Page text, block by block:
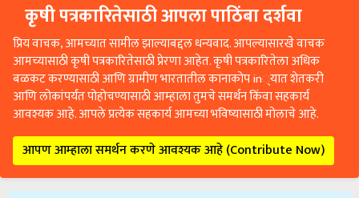
कृषी पत्रकारितेसाठी आपला पाठिंबा दर्शवा
प्रिय वाचक, आमच्यात सामील झाल्याबद्दल धन्यवाद. आपल्यासारखे वाचक
आमच्यासाठी कृषी पत्रकारितेसाठी प्रेरणा आहेत. कृषी पत्रकारितेला अधिक
बळकट करण्यासाठी आणि ग्रामीण भारतातील कानाकोप in्यात शेतकरी
आणि लोकांपर्यंत पोहोचण्यासाठी आम्हाला तुमचे समर्थन किंवा सहकार्य
आवश्यक आहे. आपले प्रत्येक सहकार्य आमच्या भविष्यासाठी मोलाचे आहे.
आपण आम्हाला समर्थन करणे आवश्यक आहे (Contribute Now)